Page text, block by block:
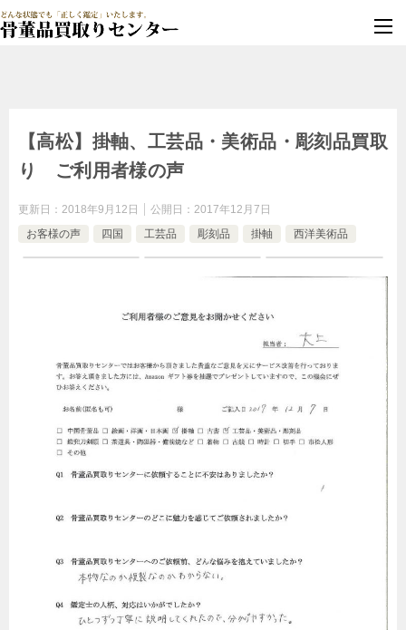
【高松】掛軸、工芸品・美術品・彫刻品買取
り ご利用者様の声
更新日： 2018年9月12日 公開日： 2017年12月7日
お客様の声
四国 工芸品 彫刻品 掛軸 西洋美術品